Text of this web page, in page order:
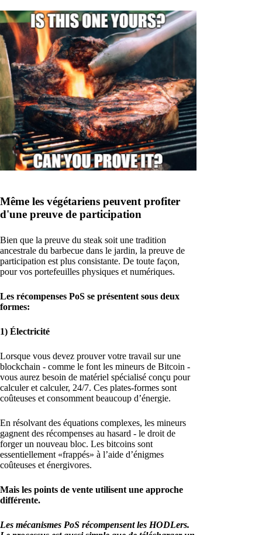
Même les végétariens peuvent profiter
d'une preuve de participation
Bien que la preuve du steak soit une tradition
ancestrale du barbecue dans le jardin, la preuve de
participation est plus consistante. De toute façon,
pour vos portefeuilles physiques et numériques.
Les récompenses PoS se présentent sous deux
formes:
1) Électricité
Lorsque vous devez prouver votre travail sur une
blockchain - comme le font les mineurs de Bitcoin -
vous aurez besoin de matériel spécialisé conçu pour
calculer et calculer, 24/7. Ces plates-formes sont
coûteuses et consomment beaucoup d’énergie.
En résolvant des équations complexes, les mineurs
gagnent des récompenses au hasard - le droit de
forger un nouveau bloc. Les bitcoins sont
essentiellement «frappés» à l’aide d’énigmes
coûteuses et énergivores.
Mais les points de vente utilisent une approche
différente.
Les mécanismes PoS récompensent les HODLers.